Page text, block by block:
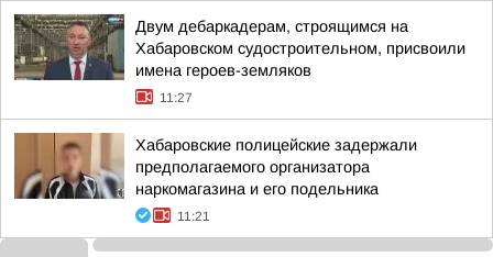
Двум дебаркадерам, строящимся на
Хабаровском судостроительном, присвоили
имена героев-земляков
11:27
Хабаровские полицейские задержали
предполагаемого организатора
наркомагазина и его подельника
11:21